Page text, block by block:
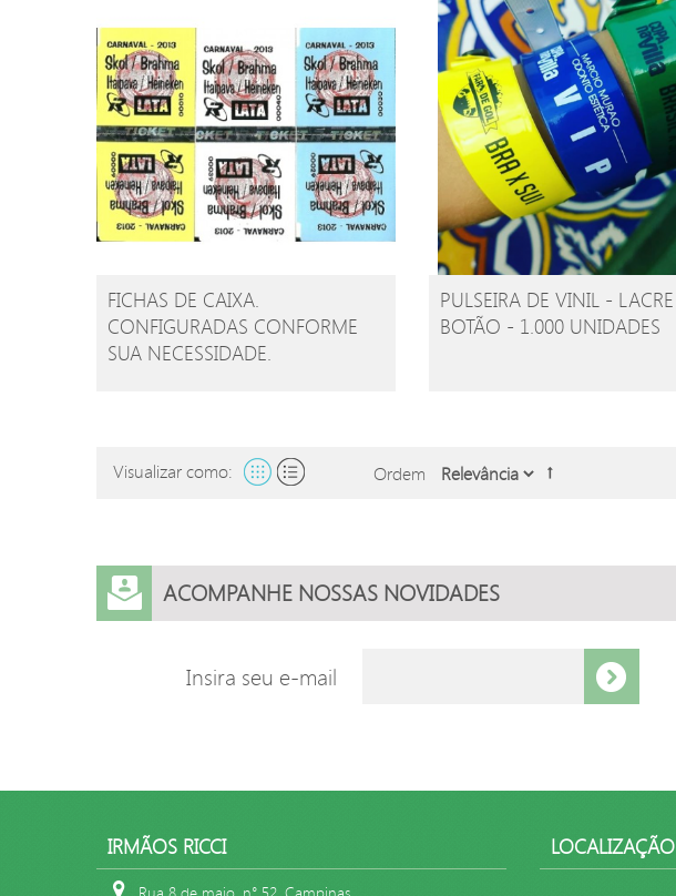
FICHAS DE CAIXA.
CONFIGURADAS CONFORME
SUA NECESSIDADE.
PULSEIRA DE VINIL - LACRE
BOTÃO - 1.000 UNIDADES
Visualizar como: Ordem
ACOMPANHE NOSSAS NOVIDADES
Insira seu e-mail
IRMÃOS RICCI LOCALIZAÇÃO